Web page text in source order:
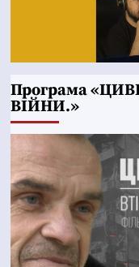
Програма
ВІЙНИ.»